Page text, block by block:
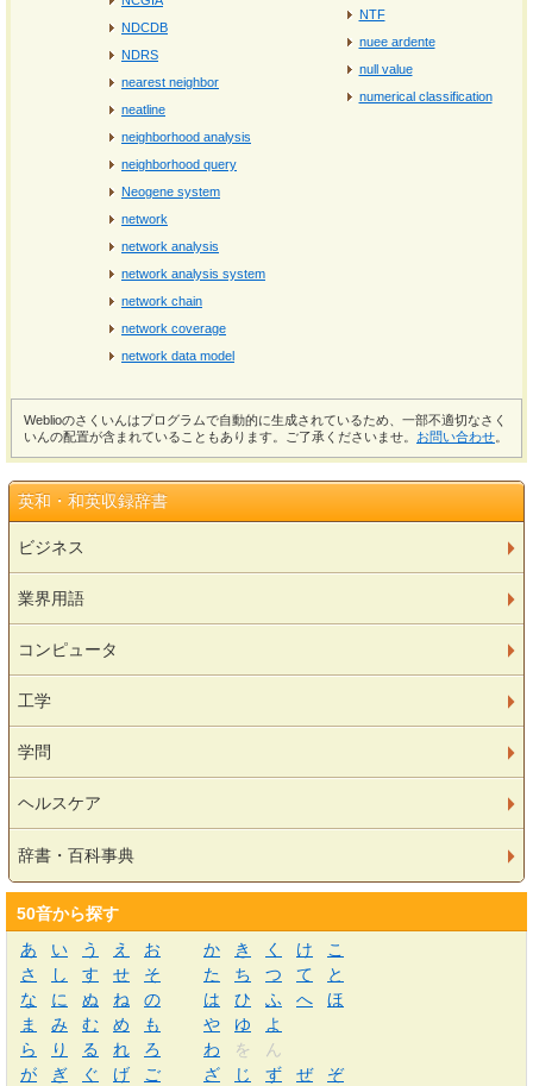
NDCDB
NDRS
nearest neighbor
neatline
neighborhood analysis
neighborhood query
Neogene system
network
network analysis
network analysis system
network chain
network coverage
network data model
NTF
nuee ardente
null value
numerical classification
Weblioのさくいんはプログラムで自動的に生成されているため、一部不適切なさく
いんの配置が含まれていることもあります。ご了承くださいませ。 お問い合わせ
英和・和英収録辞書
ビジネス
業界用語
コンピュータ
工学
学問
ヘルスケア
辞書・百科事典
50音から探す
あ
い う え お か き く け
こ
さ
し す せ そ た ち つ て
と
な
に ぬ ね の は ひ ふ へ
ほ
ま
み む め も や ゆ
よ
ら
り る れ ろ わ を
ん
が
ぎ ぐ げ ご ざ じ ず ぜ ぞ